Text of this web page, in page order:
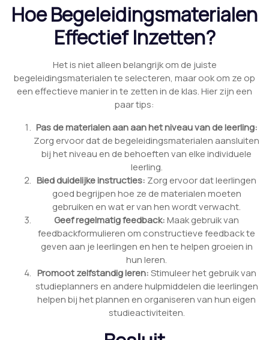
Hoe Begeleidingsmaterialen
Effectief Inzetten?
Het is niet alleen belangrijk om de juiste
begeleidingsmaterialen te selecteren, maar ook om ze op
een effectieve manier in te zetten in de klas. Hier zijn een
paar tips:
Pas de materialen aan aan het niveau van de leerling:
Zorg ervoor dat de begeleidingsmaterialen aansluiten
bij het niveau en de behoeften van elke individuele
leerling.
Bied duidelijke instructies: Zorg ervoor dat leerlingen
goed begrijpen hoe ze de materialen moeten
gebruiken en wat er van hen wordt verwacht.
Geef regelmatig feedback:Maak gebruik van
feedbackformulieren om constructieve feedback te
geven aan je leerlingen en hen te helpen groeien in
hun leren.
Promoot zelfstandig leren:Stimuleer het gebruik van
studieplanners en andere hulpmiddelen die leerlingen
helpen bij het plannen en organiseren van hun eigen
studieactiviteiten.